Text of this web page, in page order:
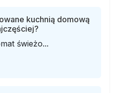
kuchnią domową
świeżo...